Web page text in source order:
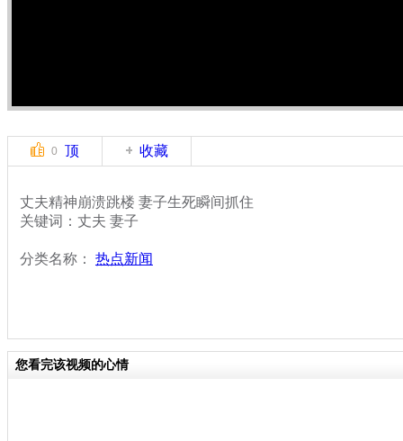
0 顶 收藏
丈夫精神崩溃跳楼 妻子生死瞬间抓住
关键词：丈夫 妻子
分类名称： 热点新闻
您看完该视频的心情